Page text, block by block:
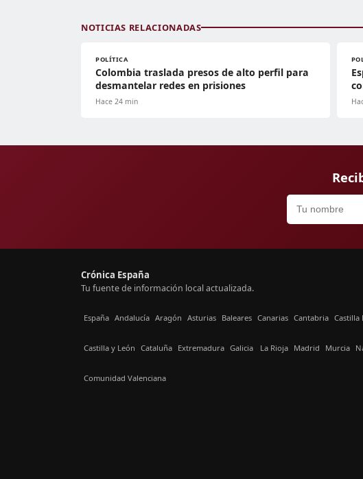
NOTICIAS RELACIONADAS
POLÍTICA
Colombia traslada presos de alto perfil para
desmantelar redes en prisiones
Hace 24 min
Crónica España
Tu fuente de información local actualizada.
España Andalucía Aragón Asturias Baleares Canarias Cantabria Castilla
Castilla y León Cataluña Extremadura Galicia La Rioja Madrid Murcia
Comunidad Valenciana